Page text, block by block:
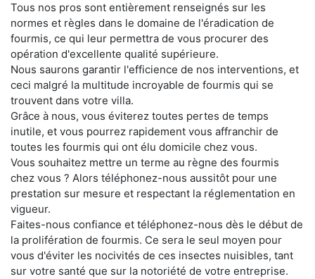
Tous nos pros sont entièrement renseignés sur les
normes et règles dans le domaine de l'éradication de
fourmis, ce qui leur permettra de vous procurer des
opération d'excellente qualité supérieure.
Nous saurons garantir l'efficience de nos interventions, et
ceci malgré la multitude incroyable de fourmis qui se
trouvent dans votre villa.
Grâce à nous, vous éviterez toutes pertes de temps
inutile, et vous pourrez rapidement vous affranchir de
toutes les fourmis qui ont élu domicile chez vous.
Vous souhaitez mettre un terme au règne des fourmis
chez vous ? Alors téléphonez-nous aussitôt pour une
prestation sur mesure et respectant la réglementation en
vigueur.
Faites-nous confiance et téléphonez-nous dès le début de
la prolifération de fourmis. Ce sera le seul moyen pour
vous d'éviter les nocivités de ces insectes nuisibles, tant
sur votre santé que sur la notoriété de votre entreprise.